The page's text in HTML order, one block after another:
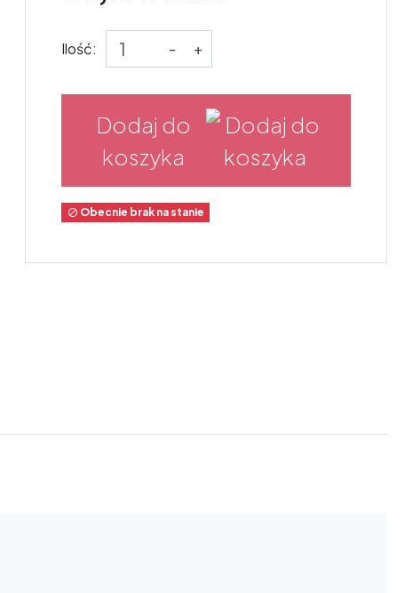
Ilość: - +
Dodaj do
koszyka
 Obecnie brak na stanie